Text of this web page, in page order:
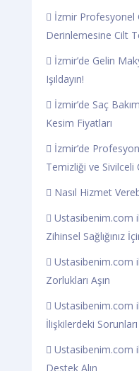
İzmir Profesyonel
Derinlemesine Cilt
İzmir’de Gelin
Işıldayın!
İzmir’de Saç
Kesim Fiyatları
İzmir’de
Temizliği ve Sivilceli
Nasıl Hizmet
Ustasibenim.com
Zihinsel Sağlığınız
Ustasibenim.com
Zorlukları Aşın
Ustasibenim.com
İlişkilerdeki
Ustasibenim.com
Destek Alın